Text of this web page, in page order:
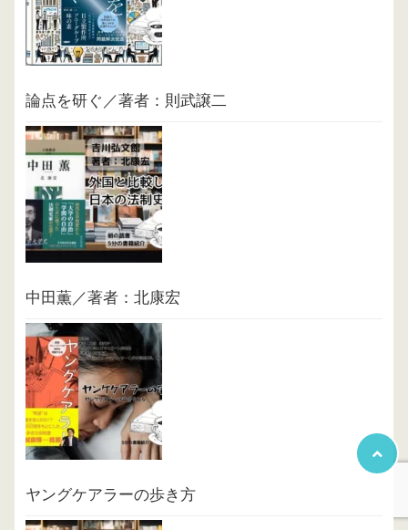
論点を研ぐ／著者：則武譲二
中田薫／著者：北康宏
ヤングケアラーの歩き方